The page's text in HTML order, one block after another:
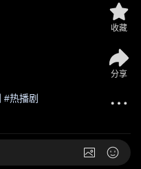
#热播剧
收藏
分享